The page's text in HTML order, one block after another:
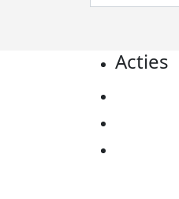
Acties